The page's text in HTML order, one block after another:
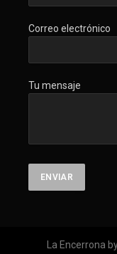
Correo electrónico
Tu mensaje
La Encerrona